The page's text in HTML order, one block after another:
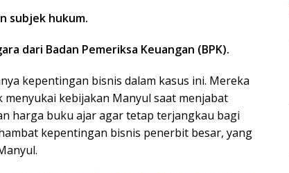
subjek hukum.
dari Badan Pemeriksa Keuangan (BPK).
kepentingan bisnis dalam kasus ini. Mereka
kebijakan Manyul saat menjabat
harga buku ajar agar tetap terjangkau bagi
kepentingan bisnis penerbit besar, yang